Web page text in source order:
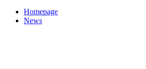
Homepage
News